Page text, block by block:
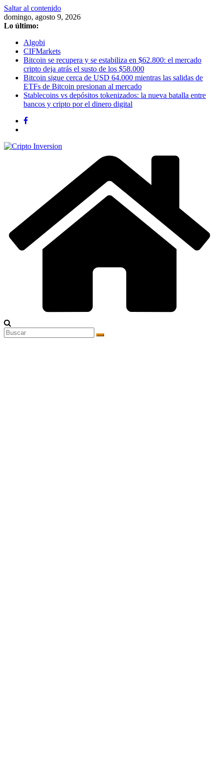
Saltar al contenido
domingo, agosto 9, 2026
Lo último:
Algobi
CIFMarkets
Bitcoin se recupera y se estabiliza en $62.800: el mercado
cripto deja atrás el susto de los $58.000
Bitcoin sigue cerca de USD 64.000 mientras las salidas de
ETFs de Bitcoin presionan al mercado
Stablecoins vs depósitos tokenizados: la nueva batalla entre
bancos y cripto por el dinero digital